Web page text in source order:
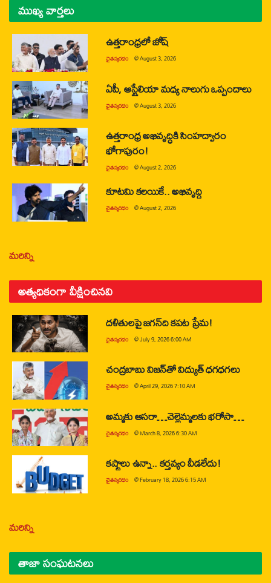
ముఖ్య వార్తలు
ఉత్తరాంధ్రలో జోష్
చైతన్యరధం @August 3, 2026
ఏపీ, ఆస్ట్రేలియా మధ్య నాలుగు ఒప్పందాలు
చైతన్యరధం @August 3, 2026
ఉత్తరాంధ్ర అభివృద్ధికి సింహద్వారం
భోగాపురం!
చైతన్యరధం @August 2, 2026
కూటమి కలయికే.. అభివృద్ధి
చైతన్యరధం @August 2, 2026
మరిన్ని
అత్యధికంగా వీక్షించినవి
దళితులపై జగన్‌ది కపట ప్రేమ!
చైతన్యరధం @July 9, 2026 6:00 AM
చంద్రబాబు విజన్‌తో విద్యుత్ ధగధగలు
చైతన్యరధం @April 29, 2026 7:10 AM
అమ్మకు ఆసరా…చెల్లెమ్మలకు భరోసా…
చైతన్యరధం @March 8, 2026 6:30 AM
కష్టాలు ఉన్నా.. కర్తవ్యం వీడలేదు!
చైతన్యరధం @February 18, 2026 6:15 AM
మరిన్ని
తాజా సంఘటనలు